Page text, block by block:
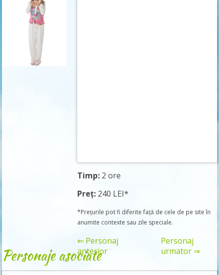
Timp: 2 ore
Preț: 240 LEI*
*Prețurile pot fi diferite față de cele de pe site în
anumite contexte sau zile speciale.
⇐ Personaj
anterior
Personaj
urmator ⇒
Personaje asociate